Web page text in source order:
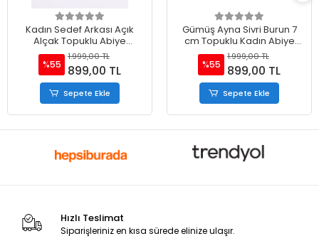
Kadın Sedef Arkası Açık
Alçak Topuklu Abiye
Ayakkabı
%55
1.999,00 TL
899,00 TL
Sepete Ekle
Gümüş Ayna Sivri Burun 7
cm Topuklu Kadın Abiye
Ayakkabı
%55
1.999,00 TL
899,00 TL
Sepete Ekle
Hızlı Teslimat
Siparişleriniz en kısa sürede elinize ulaşır.